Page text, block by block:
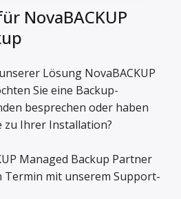
NovaBACKUP
Lösung NovaBACKUP
Sie eine Backup-
besprechen oder haben
zu Ihrer Installation?
Managed Backup Partner
Termin mit unserem Support-